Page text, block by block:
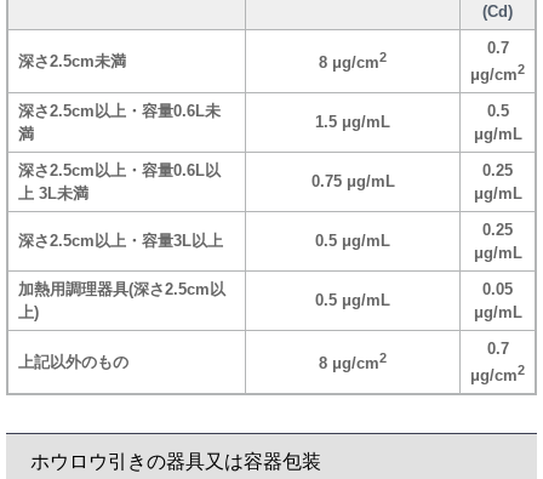
(Cd)
深さ2.5cm未満 8 μg/cm2
0.7
μg/cm2
深さ2.5cm以上・容量0.6L未
満
1.5 μg/mL
0.5
μg/mL
深さ2.5cm以上・容量0.6L以
上 3L未満
0.75 μg/mL
0.25
μg/mL
深さ2.5cm以上・容量3L以上 0.5 μg/mL
0.25
μg/mL
加熱用調理器具(深さ2.5cm以
上)
0.5 μg/mL
0.05
μg/mL
上記以外のもの 8 μg/cm2
0.7
μg/cm2
ホウロウ引きの器具又は容器包装